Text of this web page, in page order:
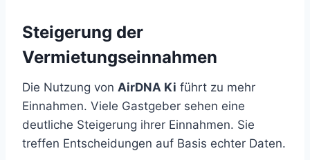
Steigerung der
Vermietungseinnahmen
Die Nutzung von AirDNA Ki führt zu mehr
Einnahmen. Viele Gastgeber sehen eine
deutliche Steigerung ihrer Einnahmen. Sie
treffen Entscheidungen auf Basis echter Daten.